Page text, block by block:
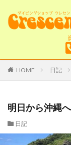
HOME 日記
明日から沖縄へ
日記